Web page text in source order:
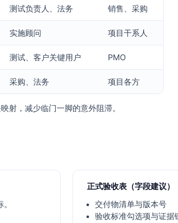
测试负责人、法务 销售、采购
实施顾问 项目干系人
测试、客户关键用户 PMO
采购、法务 项目各方
射，减少临门一脚的意外阻滞。
正式验收表（字段建议）
交付物清单与版本号
验收标准勾选项与证据